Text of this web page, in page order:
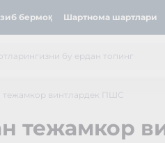
бермоқ Шартнома шартлари
тежамкор винтлардек ПШС
тежамкор